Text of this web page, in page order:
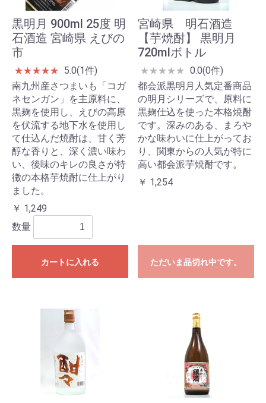
黒明月 900ml 25度 明
石酒造 宮崎県 えびの
市
★★★★★
5.0(1件)
南九州産さつまいも「コガ
ネセンガン」を主原料に、
黒麹を使用し、えびの高原
を伏流する地下水を使用し
て仕込んだ焼酎は、甘く芳
醇な香りと、深く濃い味わ
い、後味のキレの良さが特
徴の本格芋焼酎に仕上がり
ました。
￥ 1,249
数量
カートに入れる
宮崎県 明石酒造
【芋焼酎】 黒明月
720mlボトル
★★★★★ 0.0(0件)
都会派黒明月人気定番商品
の明月シリーズで、原料に
黒麹仕込を使った本格焼酎
です。深みのある、まろや
かな味わいに仕上がってお
り、関東からの人気が特に
高い都会派芋焼酎です。
￥ 1,254
ただいま品切れ中です。